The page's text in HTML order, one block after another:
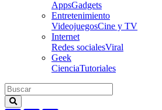
AppsGadgets
Entretenimiento
VideojuegosCine y TV
Internet
Redes socialesViral
Geek
CienciaTutoriales